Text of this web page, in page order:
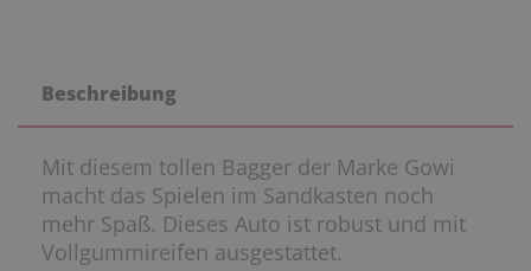
Beschreibung
Mit diesem tollen Bagger der Marke Gowi
macht das Spielen im Sandkasten noch
mehr Spaß. Dieses Auto ist robust und mit
Vollgummireifen ausgestattet.